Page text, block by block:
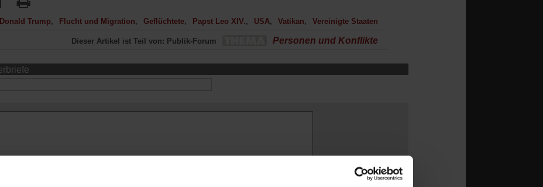
(Öffnet
Donald Trump Flucht und Migration Geflüchtete Papst Leo XIV. USA Vatikan Vereinigte Staaten
Dieser Artikel ist Teil von: Publik-Forum Personen und Konflikte